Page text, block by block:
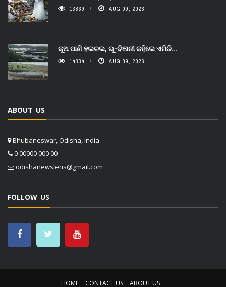
13869 AUG 09, 2026
କୂଅ ପାଣି ହଲଚଲ, ଭୂ-ବିଜ୍ଞାନୀ କହିଲେ ଏମିତି...
14334 AUG 09, 2026
ABOUT US
Bhubaneswar, Odisha, India
0 00000 000 00
odishanewslens@gmail.com
FOLLOW US
HOME CONTACT US ABOUT US